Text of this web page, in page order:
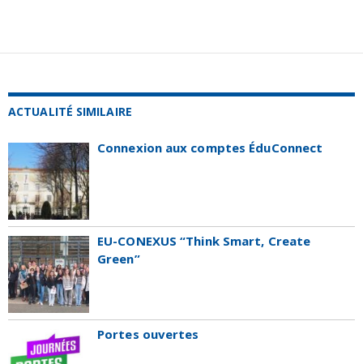
ACTUALITÉ SIMILAIRE
Connexion aux comptes ÉduConnect
EU-CONEXUS “Think Smart, Create
Green”
Portes ouvertes